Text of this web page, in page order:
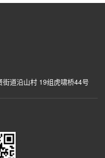
道沿山村 19组虎啸桥44号